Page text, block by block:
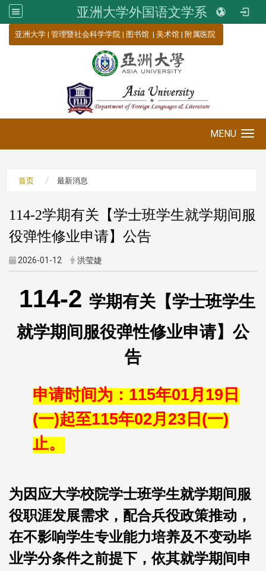
亚洲大学外国语文学系
亚洲大学 | 管理暨社会科学学院 | 图书馆 | 美术馆 | 附属医院
MENU
首页 最新消息
114-2学期有关【学士班学生就学期间服
役弹性修业申请】公告
2026-01-12 洪莹婕
114-2 学期有关【学士班学生
就学期间服役弹性修业申请】公
告
申请时间为：115年01月19日
(一)起至115年02月23日(一)
止。
为因应大学校院学士班学生就学期间服
役职涯发展需求，配合兵役政策推动，
在不影响学生专业能力培养及不变动毕
业学分条件之前提下，依其就学期间申